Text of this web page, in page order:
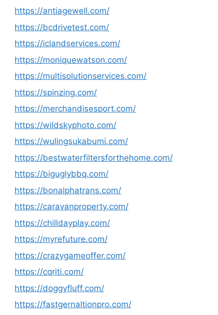
https://antiagewell.com/
https://bcdrivetest.com/
https://iclandservices.com/
https://moniquewatson.com/
https://multisolutionservices.com/
https://spinzing.com/
https://merchandisesport.com/
https://wildskyphoto.com/
https://wulingsukabumi.com/
https://bestwaterfiltersforthehome.com/
https://biguglybbq.com/
https://bonalphatrans.com/
https://caravanproperty.com/
https://chilldayplay.com/
https://myrefuture.com/
https://crazygameoffer.com/
https://cqriti.com/
https://doggyfluff.com/
https://fastgernaltionpro.com/